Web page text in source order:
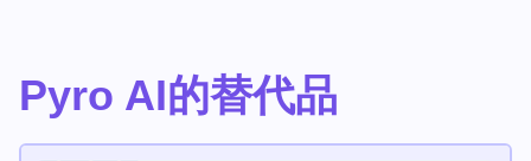
Pyro AI的替代品